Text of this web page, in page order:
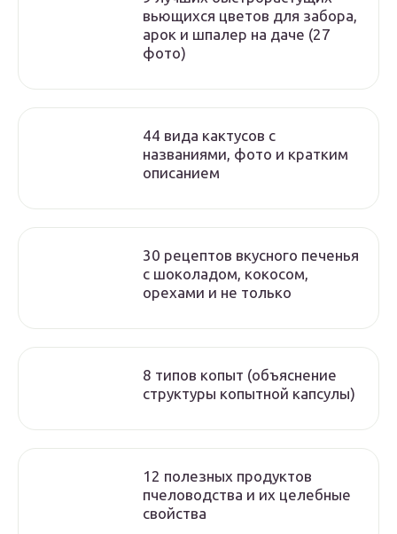
вьющихся цветов для забора,
арок и шпалер на даче (27
фото)
44 вида кактусов с
названиями, фото и кратким
описанием
30 рецептов вкусного печенья
с шоколадом, кокосом,
орехами и не только
8 типов копыт (объяснение
структуры копытной капсулы)
12 полезных продуктов
пчеловодства и их целебные
свойства